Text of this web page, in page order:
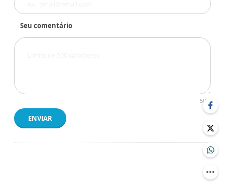
Seu comentário
500
ENVIAR